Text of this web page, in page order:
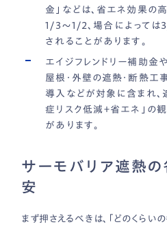
金」などは、省エネ効果の
1/3〜1/2、場合によって
されることがあります。
エイジフレンドリー補助金
屋根・外壁の遮熱・断熱工
導入などが対象に含まれ、
症リスク低減＋省エネ」の
があります。
サーモバリア遮熱の
安
まず押さえるべきは、「どのくら